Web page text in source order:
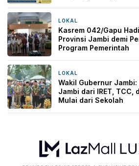
LOKAL
Kasrem 042/Gapu
Provinsi Jambi demi
Program Pemerintah
LOKAL
Wakil Gubernur
Jambi dari IRET, TCC,
Mulai dari Sekolah